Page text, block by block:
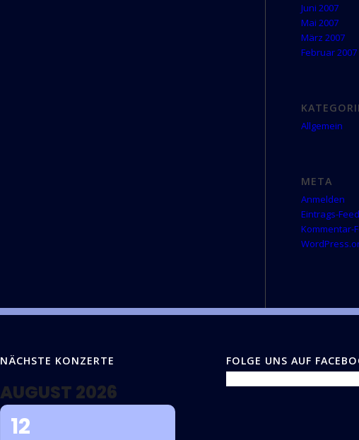
Juni 2007
Mai 2007
März 2007
Februar 2007
Allgemein
META
Anmelden
Eintrags-Feed
Kommentar-
NÄCHSTE KONZERTE
AUGUST 2026
12
FOLGE UNS AUF